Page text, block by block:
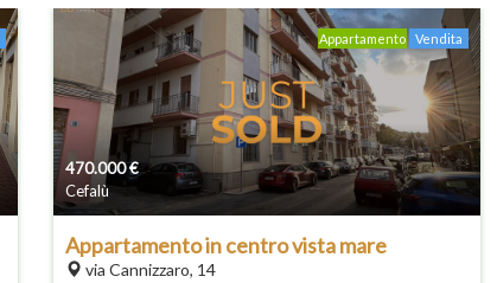
470.000€
Cefalù
Vendita
Appartamento
Appartamento in centro vista mare
via Cannizzaro, 14